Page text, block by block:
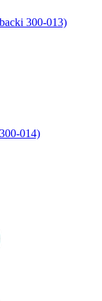
300-013)
014)